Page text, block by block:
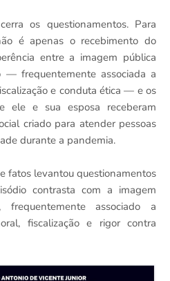
os questionamentos. Para
é apenas o recebimento do
entre a imagem pública
— frequentemente associada a
e conduta ética — e os
ele e sua esposa receberam
criado para atender pessoas
durante a pandemia.
fatos levantou questionamentos
contrasta com a imagem
associado a
fiscalização e rigor contra